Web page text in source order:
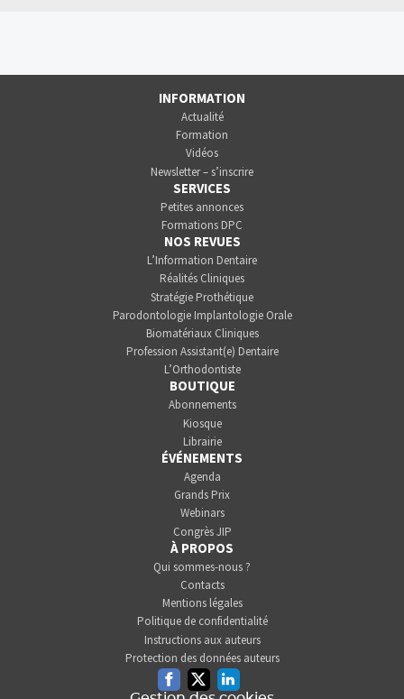
INFORMATION
Actualité
Formation
Vidéos
Newsletter – s’inscrire
SERVICES
Petites annonces
Formations DPC
NOS REVUES
L’Information Dentaire
Réalités Cliniques
Stratégie Prothétique
Parodontologie Implantologie Orale
Biomatériaux Cliniques
Profession Assistant(e) Dentaire
L’Orthodontiste
BOUTIQUE
Abonnements
Kiosque
Librairie
ÉVÉNEMENTS
Agenda
Grands Prix
Webinars
Congrès JIP
À PROPOS
Qui sommes-nous ?
Contacts
Mentions légales
Politique de confidentialité
Instructions aux auteurs
Protection des données auteurs
FacebookTwitterLinkedin